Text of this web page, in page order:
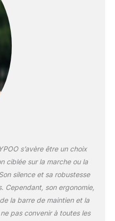
s’avère être un choix
ciblée sur la marche ou la
silence et sa robustesse
Cependant, son ergonomie,
la barre de maintien et la
pas convenir à toutes les